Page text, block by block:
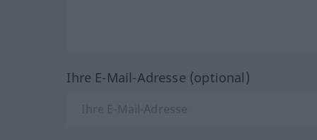
Ihre E-Mail-Adresse (optional)